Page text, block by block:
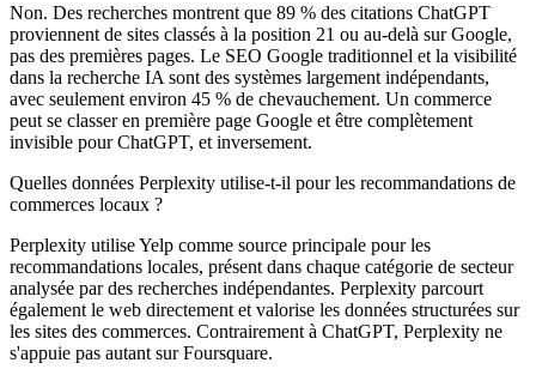
Non. Des recherches montrent que 89 % des citations ChatGPT
proviennent de sites classés à la position 21 ou au-delà sur Google,
pas des premières pages. Le SEO Google traditionnel et la visibilité
dans la recherche IA sont des systèmes largement indépendants,
avec seulement environ 45 % de chevauchement. Un commerce
peut se classer en première page Google et être complètement
invisible pour ChatGPT, et inversement.
Quelles données Perplexity utilise-t-il pour les recommandations de
commerces locaux ?
Perplexity utilise Yelp comme source principale pour les
recommandations locales, présent dans chaque catégorie de secteur
analysée par des recherches indépendantes. Perplexity parcourt
également le web directement et valorise les données structurées sur
les sites des commerces. Contrairement à ChatGPT, Perplexity ne
s'appuie pas autant sur Foursquare.